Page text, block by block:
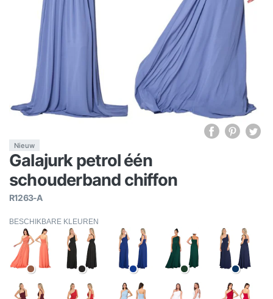
Nieuw
Galajurk petrol één
schouderband chiffon
R1263-A
BESCHIKBARE KLEUREN